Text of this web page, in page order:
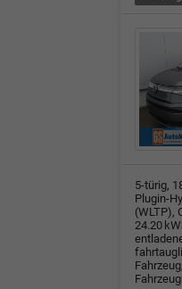
5-türig,
Plugin-
(WLTP),
24.20